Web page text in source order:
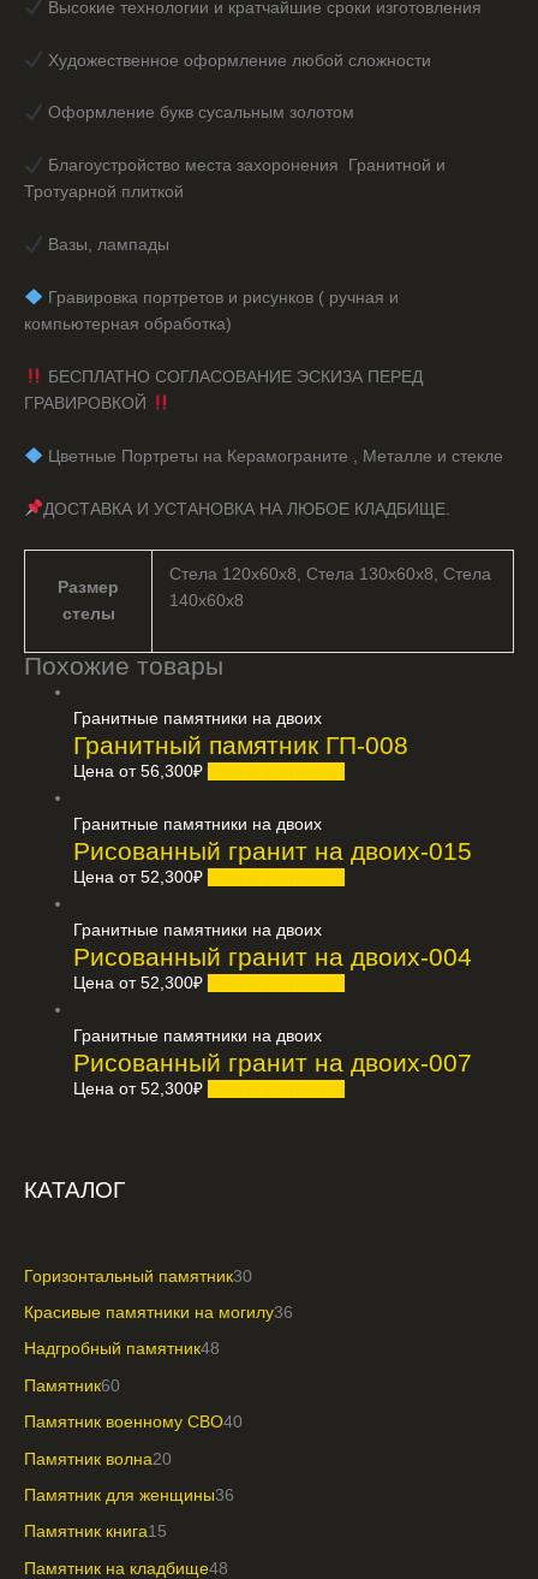
Высокие технологии и кратчайшие сроки изготовления
Художественное оформление любой сложности
Оформление букв сусальным золотом
Благоустройство места захоронения Гранитной и
Тротуарной плиткой
Вазы, лампады
️ Гравировка портретов и рисунков ( ручная и
компьютерная обработка)
БЕСПЛАТНО СОГЛАСОВАНИЕ ЭСКИЗА ПЕРЕД
ГРАВИРОВКОЙ
️ Цветные Портреты на Керамограните , Металле и стекле
ДОСТАВКА И УСТАНОВКА НА ЛЮБОЕ КЛАДБИЩЕ.
Размер
стелы
Стела 120х60х8, Стела 130х60х8, Стела
140х60х8
Похожие товары
Гранитные памятники на двоих
Гранитный памятник ГП-008
Цена от56,300₽
Гранитные памятники на двоих
Рисованный гранит на двоих-015
Цена от52,300₽
Гранитные памятники на двоих
Рисованный гранит на двоих-004
Цена от52,300₽
Гранитные памятники на двоих
Рисованный гранит на двоих-007
Цена от52,300₽
КАТАЛОГ
Горизонтальный памятник30
Красивые памятники на могилу36
Надгробный памятник48
Памятник60
Памятник военному СВО40
Памятник волна20
Памятник для женщины36
Памятник книга15
Памятник на кладбище48